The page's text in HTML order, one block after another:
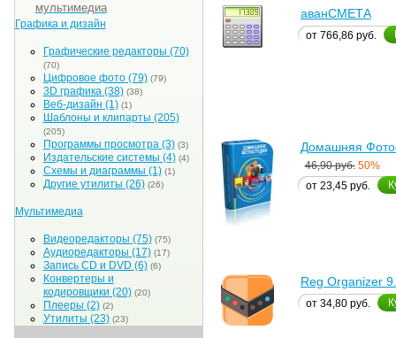
аванСМЕТА
от 766,86 руб.
Домашняя
46,90 руб. 50%
от 23,45 руб.
Reg Organizer
от 34,80 руб.
мультимедиа
Графика и дизайн
Графические редакторы (70)
(70)
Цифровое фото(79) (79)
3D графика(38) (38)
Веб-дизайн (1) (1)
Шаблоны и клипарты (205)
(205)
Программы просмотра(3) (3)
Издательские системы (4) (4)
Схемы и диаграммы (1) (1)
Другие утилиты (26) (26)
Мультимедиа
Видеоредакторы (75) (75)
Аудиоредакторы (17) (17)
Запись CD и DVD (6) (6)
Конвертеры и
кодировщики (20) (20)
Плееры (2) (2)
Утилиты (23) (23)